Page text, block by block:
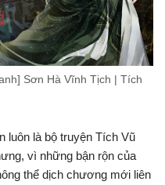
Sơn Hà Vĩnh Tịch | Tích
luôn là bộ truyện Tích Vũ
vì những bận rộn của
thể dịch chương mới liên